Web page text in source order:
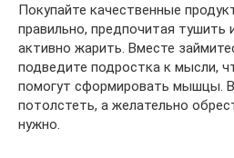
Покупайте качественные
правильно, предпочитая тушить
активно жарить. Вместе
подведите подростка к мысли,
помогут сформировать мышцы.
потолстеть, а желательно
нужно.